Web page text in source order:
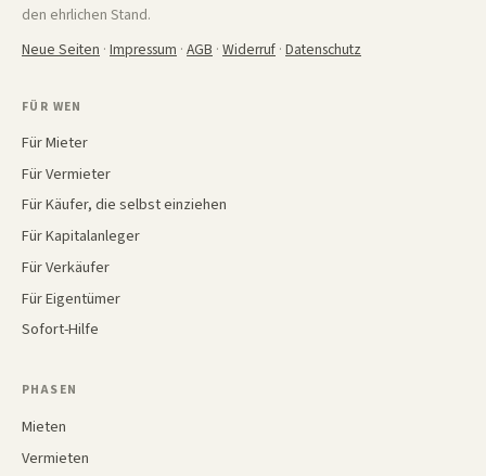
den ehrlichen Stand.
Neue Seiten · Impressum · AGB · Widerruf · Datenschutz
FÜR WEN
Für Mieter
Für Vermieter
Für Käufer, die selbst einziehen
Für Kapitalanleger
Für Verkäufer
Für Eigentümer
Sofort-Hilfe
PHASEN
Mieten
Vermieten